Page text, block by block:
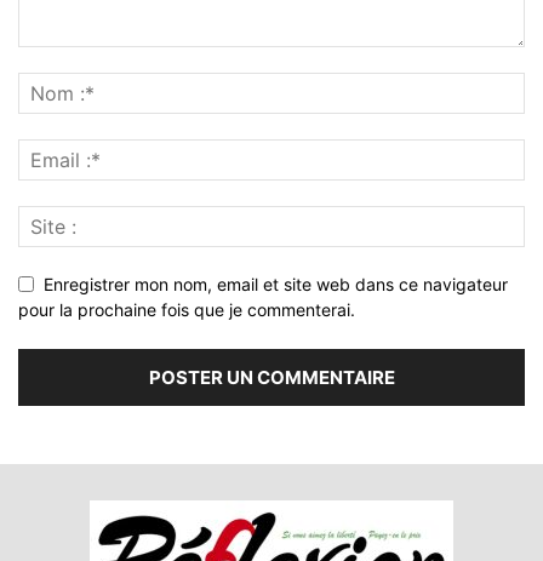
Enregistrer mon nom, email et site web dans ce navigateur
pour la prochaine fois que je commenterai.